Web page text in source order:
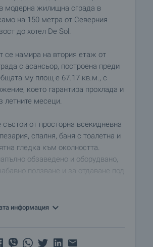
модерна жилищна сграда в
на 150 метра от Северния
до хотел De Sol.
се намира на втория етаж от
с асансьор, построена преди
му площ е 67.17 кв.м., с
което гарантира прохлада и
летните месеци.
от просторна всекидневна
спалня, баня с тоалетна и
гледка към околността.
обзаведено и оборудвано,
ползване и за отдаване под
имота е изключително удобна –
информация